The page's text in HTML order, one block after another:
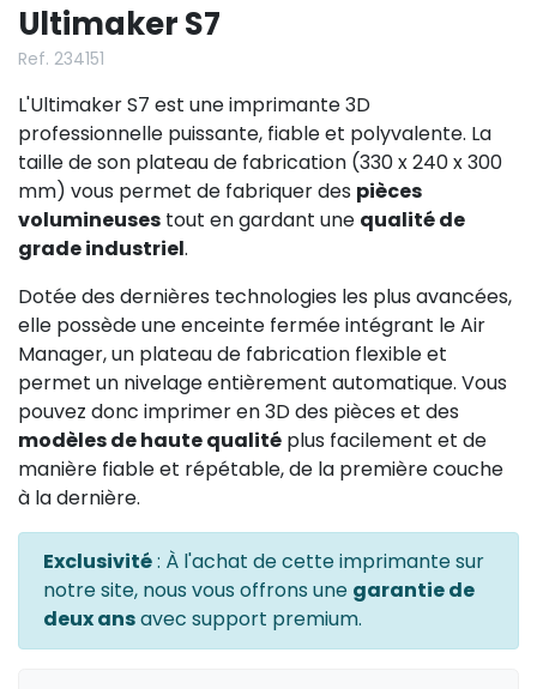
Ultimaker S7
Ref. 234151
L'Ultimaker S7 est une imprimante 3D
professionnelle puissante, fiable et polyvalente. La
taille de son plateau de fabrication (330 x 240 x 300
mm) vous permet de fabriquer des pièces
volumineuses tout en gardant une qualité de
grade industriel.
Dotée des dernières technologies les plus avancées,
elle possède une enceinte fermée intégrant le Air
Manager, un plateau de fabrication flexible et
permet un nivelage entièrement automatique. Vous
pouvez donc imprimer en 3D des pièces et des
modèles de haute qualité plus facilement et de
manière fiable et répétable, de la première couche
à la dernière.
Exclusivité: À l'achat de cette imprimante sur
notre site, nous vous offrons une garantie de
deux ansavec support premium.